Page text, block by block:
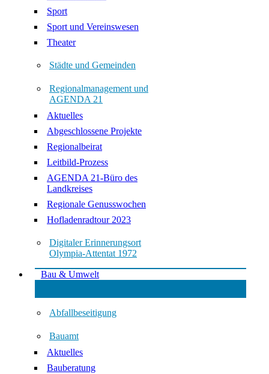
Sport
Sport und Vereinswesen
Theater
Städte und Gemeinden
Regionalmanagement und
AGENDA 21
Aktuelles
Abgeschlossene Projekte
Regionalbeirat
Leitbild-Prozess
AGENDA 21-Büro des
Landkreises
Regionale Genusswochen
Hofladenradtour 2023
Digitaler Erinnerungsort
Olympia-Attentat 1972
Bau & Umwelt
Abfallbeseitigung
Bauamt
Aktuelles
Bauberatung